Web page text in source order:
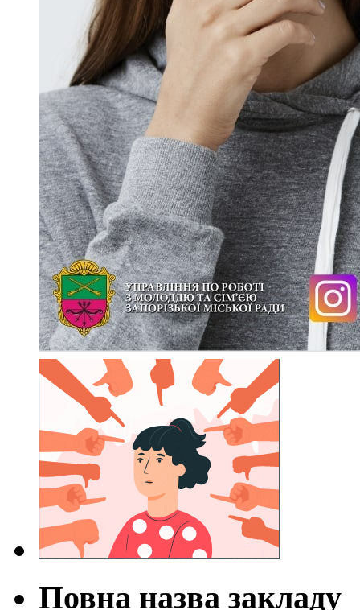
Повна назва закладу